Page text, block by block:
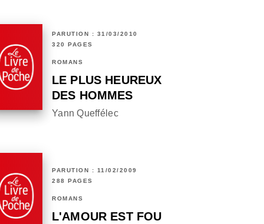
PARUTION : 31/03/2010
320 PAGES
ROMANS
LE PLUS HEUREUX
DES HOMMES
Yann Queffélec
PARUTION : 11/02/2009
288 PAGES
ROMANS
L'AMOUR EST FOU